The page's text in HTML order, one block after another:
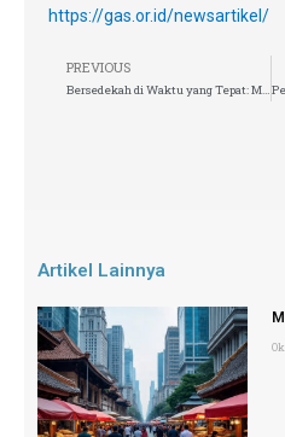
https://gas.or.id/newsartikel/
PREVIOUS
Bersedekah di Waktu yang Tepat: Momen dan Keutamaan Memberi
Artikel Lainnya